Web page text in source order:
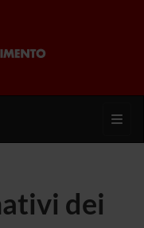
dei